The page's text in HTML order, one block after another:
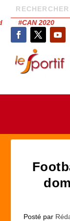
#CAN 2020
Posté par